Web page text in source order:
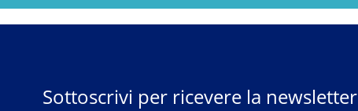
Sottoscrivi per ricevere la newsletter